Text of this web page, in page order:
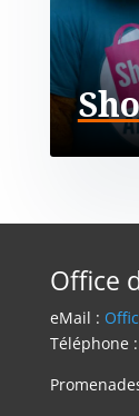
Office
eMail :
Téléphone